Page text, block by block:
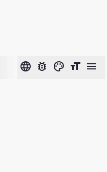
language bug_report color_lens format_size menu